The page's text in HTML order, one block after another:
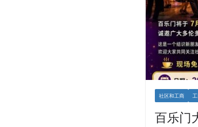
社区和工商
百乐门